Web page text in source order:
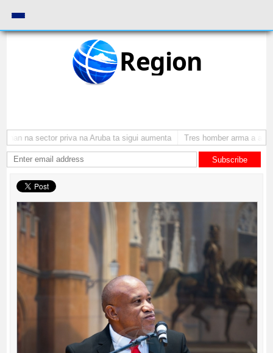
Region
na sector priva na Aruba ta sigui aumenta Tres homber arma a
Subscribe